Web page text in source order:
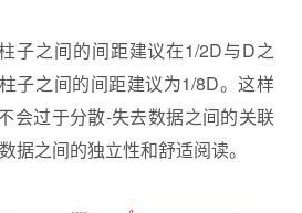
子之间的间距建议在1/2D与D之
子之间的间距建议为1/8D。这样
会过于分散-失去数据之间的关联
据之间的独立性和舒适阅读。